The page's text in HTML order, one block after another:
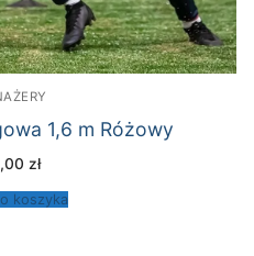
1,6 m Różowy
zł
koszyka